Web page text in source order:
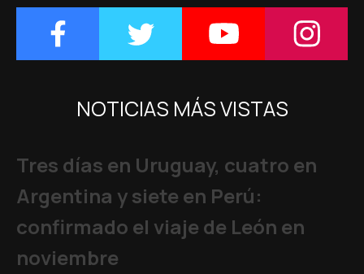
NOTICIAS MÁS VISTAS
Tres días en Uruguay, cuatro en
Argentina y siete en Perú:
confirmado el viaje de León en
noviembre